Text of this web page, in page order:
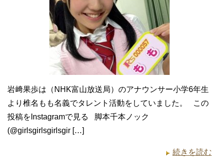
岩﨑果歩は（NHK富山放送局）のアナウンサー小学6年生
より椎名もも名義でタレント活動をしていました。 この
投稿をInstagramで見る 脚本千本ノック
(@girlsgirlsgirlsgir […]
続きを読む